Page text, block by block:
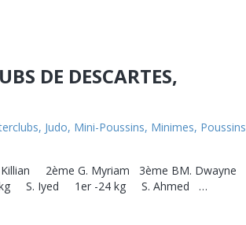
DE DESCARTES,
, Judo, Mini-Poussins, Minimes, Poussins
2ème G. Myriam 3ème BM. Dwayne
kg S. Iyed 1er -24 kg S. Ahmed …